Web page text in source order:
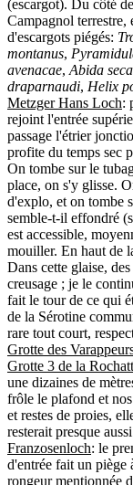
(escargot). Du côté
Campagnol terrestre,
d'escargots piégés:
montanus,
avenacae, Abida
draparnaudi, Helix
Metzger Hans Loch:
rejoint l'entrée
passage l'étrier
profite du temps sec
On tombe sur le
place, on s'y glisse.
d'explo, et on tombe
semble-t-il effondré
est accessible,
mouiller. En haut de
Dans cette glaise,
creusage ; je le
fait le tour de ce qui
de la Sérotine
rare tout court,
Grotte des
Grotte 3 de la
une dizaines de
frôle le plafond et
et restes de proies,
resterait presque
Franzosenloch: le
d'entrée fait un piège
rongeur mentionnée